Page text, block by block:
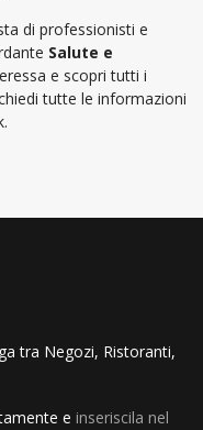
di professionisti e
Salute e
e scopri tutti i
tutte le informazioni
tra Negozi, Ristoranti,
e inseriscila nel